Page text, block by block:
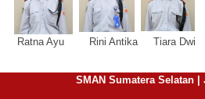
Ratna Ayu Rini Antika Tiara
SMAN Sumatera Selatan |